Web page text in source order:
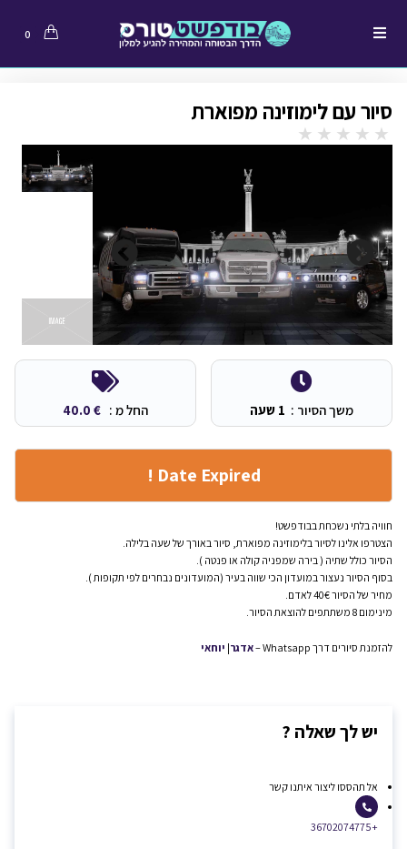
0
סיור עם לימוזינה מפוארת
משך הסיור : 1 שעה החל מ : 40.0 €
Date Expired !
חוויה בלתי נשכחת בבודפשט!
הצטרפו אלינו לסיור בלימוזינה מפוארת, סיור באורך של שעה בלילה.
הסיור כולל שתיה ( בירה שמפניה קולה או פנטה ).
בסוף הסיור נעצור במועדון הכי שווה בעיר (המועדונים נבחרים לפי תקופות ).
מחיר של הסיור 40€ לאדם.
מינימום 8 משתתפים להוצאת הסיור.
להזמנת סיורים דרך Whatsapp – אדגר| יוחאי
יש לך שאלה ?
אל תהססו ליצור איתנו קשר
+36702074775